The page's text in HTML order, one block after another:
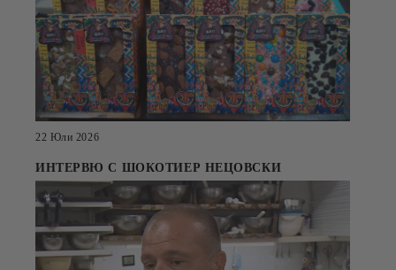
22 Юли 2026
ИНТЕРВЮ С ШОКОТИЕР НЕЦОВСКИ